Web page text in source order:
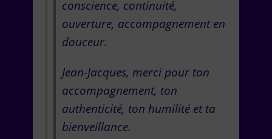
conscience, continuité,
ouverture, accompagnement en
douceur.
Jean-Jacques, merci pour ton
accompagnement, ton
authenticité, ton humilité et ta
bienveillance.